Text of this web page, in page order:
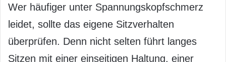
Wer häufiger unter Spannungskopfschmerz
leidet, sollte das eigene Sitzverhalten
überprüfen. Denn nicht selten führt langes
Sitzen mit einer einseitigen Haltung, einer